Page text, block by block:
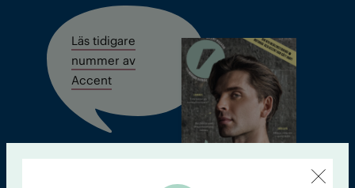
Läs tidigare
nummer av
Accent